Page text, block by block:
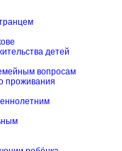
детей
вопросам
проживания